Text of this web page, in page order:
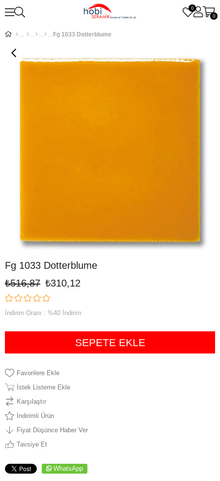
0
0
Fg 1033 Dotterblume
Fg 1033 Dotterblume
₺516,87 ₺310,12
İndirim Oranı : %40 İndirim
Favorilere Ekle
İstek Listeme Ekle
Karşılaştır
İndirimli Ürün
Fiyat Düşünce Haber Ver
Tavsiye Et
WhatsApp